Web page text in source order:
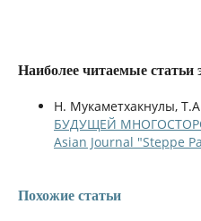
Наиболее читаемые статьи
Н. Мукаметхакнулы,
БУДУЩЕЙ
Asian Journal "Steppe
Похожие статьи